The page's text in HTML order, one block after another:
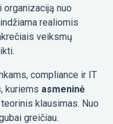
nuo
realiomis
veiksmų
compliance ir IT
kuriems asmeninė
klausimas. Nuo
greičiau.